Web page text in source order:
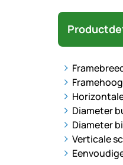
Diameter
Diameter
Verticale